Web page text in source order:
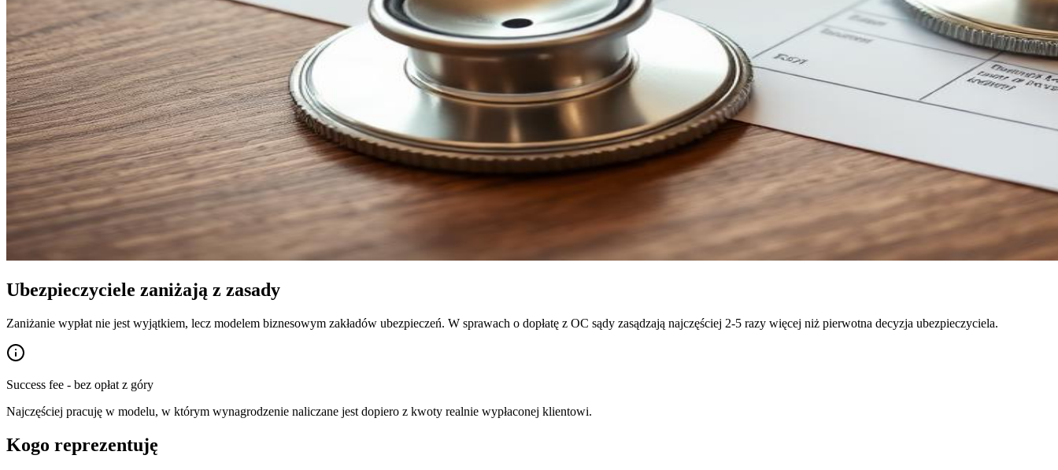
Ubezpieczyciele zaniżają z zasady
Zaniżanie wypłat nie jest wyjątkiem, lecz modelem biznesowym zakładów ubezpieczeń. W sprawach o dopłatę z OC sądy zasądzają najczęściej 2-5 razy więcej niż pierwotna decyzja ubezpieczyciela.
Success fee - bez opłat z góry
Najczęściej pracuję w modelu, w którym wynagrodzenie naliczane jest dopiero z kwoty realnie wypłaconej klientowi.
Kogo reprezentuję